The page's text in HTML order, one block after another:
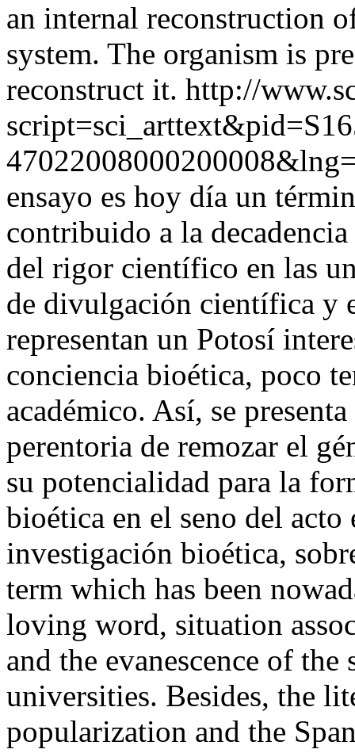
an internal reconstruction
system. The organism is
reconstruct it. http://
ensayo es hoy día un
contribuido a la
del rigor científico en las
de divulgación científica y
representan un Potosí
conciencia bioética, poco
académico. Así, se
perentoria de remozar el
su potencialidad para la
bioética en el seno del
investigación bioética,
term which has been
loving word, situation
and the evanescence of
universities. Besides, the
popularization and the